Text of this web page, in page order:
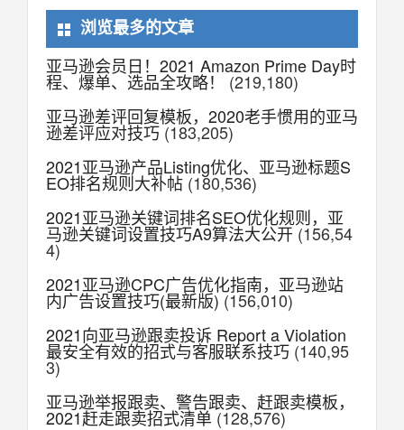
浏览最多的文章
亚马逊会员日！2021 Amazon Prime Day时
程、爆单、选品全攻略！
(219,180)
亚马逊差评回复模板，2020老手惯用的亚马
逊差评应对技巧(183,205)
2021亚马逊产品Listing优化、亚马逊标题S
EO排名规则大补帖 (180,536)
2021亚马逊关键词排名SEO优化规则，亚
马逊关键词设置技巧A9算法大公开(156,54
4)
2021亚马逊CPC广告优化指南，亚马逊站
内广告设置技巧(最新版)(156,010)
2021向亚马逊跟卖投诉 Report a Violation
最安全有效的招式与客服联系技巧 (140,95
3)
亚马逊举报跟卖、警告跟卖、赶跟卖模板，
2021赶走跟卖招式清单(128,576)